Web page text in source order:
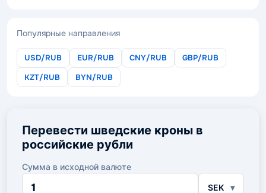
Популярные направления
USD/RUB EUR/RUB CNY/RUB
GBP/RUB
KZT/RUB
BYN/RUB
Перевести шведские кроны в
российские рубли
Сумма в исходной валюте
Сумма
SEK